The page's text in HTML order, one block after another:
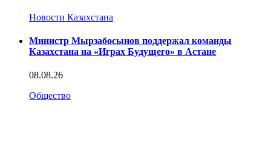
Новости Казахстана
Министр Мырзабосынов поддержал команды
Казахстана на «Играх Будущего» в Астане
08.08.26
Общество